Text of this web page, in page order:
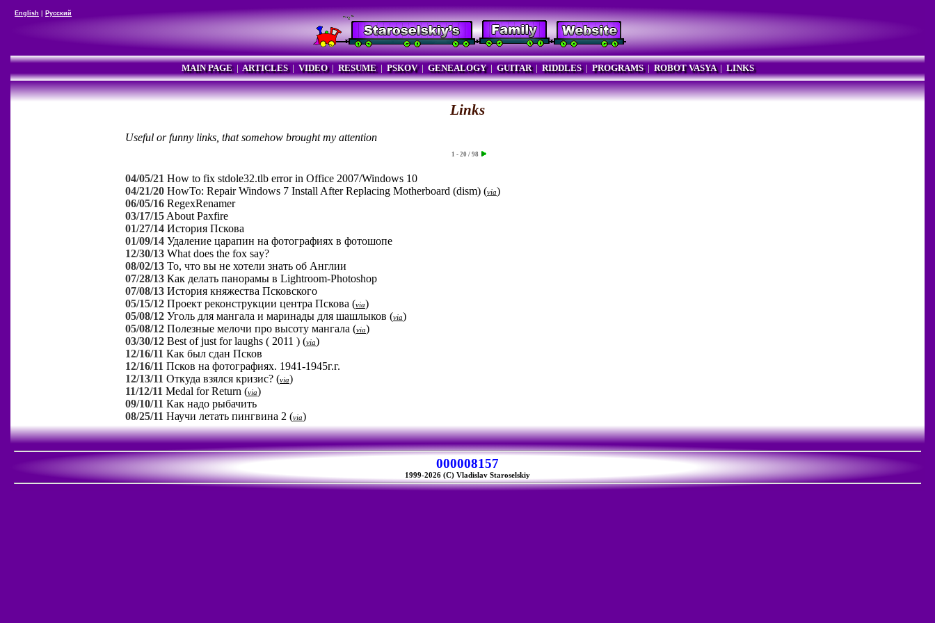
English Русский
MAIN PAGE| ARTICLES| VIDEO| RESUME| PSKOV| GENEALOGY| GUITAR| RIDDLES| PROGRAMS| ROBOT VASYA| LINKS
Links
Useful or funny links, that somehow brought my attention
1 - 20 / 98
04/05/21 How to fix stdole32.tlb error in Office 2007/Windows 10
04/21/20 HowTo: Repair Windows 7 Install After Replacing Motherboard (dism) (via)
06/05/16 RegexRenamer
03/17/15 About Paxfire
01/27/14 История Пскова
01/09/14 Удаление царапин на фотографиях в фотошопе
12/30/13 What does the fox say?
08/02/13 То, что вы не хотели знать об Англии
07/28/13 Как делать панорамы в Lightroom-Photoshop
07/08/13 История княжества Псковского
05/15/12 Проект реконструкции центра Пскова (via)
05/08/12 Уголь для мангала и маринады для шашлыков (via)
05/08/12 Полезные мелочи про высоту мангала (via)
03/30/12 Best of just for laughs ( 2011 ) (via)
12/16/11 Как был сдан Псков
12/16/11 Псков на фотографиях. 1941-1945г.г.
12/13/11 Откуда взялся кризис? (via)
11/12/11 Medal for Return (via)
09/10/11 Как надо рыбачить
08/25/11 Научи летать пингвина 2 (via)
000008157
1999-2026 (C) Vladislav Staroselskiy